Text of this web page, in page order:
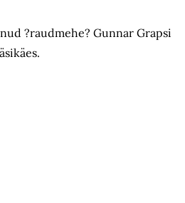
?raudmehe? Gunnar Grapsi